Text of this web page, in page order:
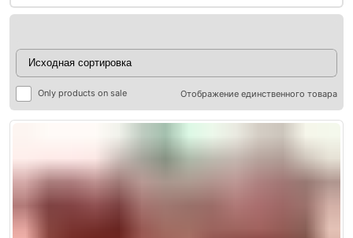
Only products on sale Отображение единственного товара